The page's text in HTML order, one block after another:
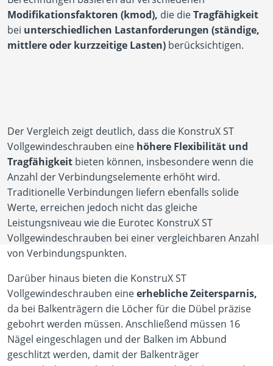
Modifikationsfaktoren (kmod​), die dieTragfähigkeit
bei unterschiedlichen Lastanforderungen (ständige,
mittlere oder kurzzeitige Lasten) berücksichtigen.
Der Vergleich zeigt deutlich, dass die KonstruX ST
Vollgewindeschrauben eine höhere Flexibilität und
Tragfähigkeit bieten können, insbesondere wenn die
Anzahl der Verbindungselemente erhöht wird.
Traditionelle Verbindungen liefern ebenfalls solide
Werte, erreichen jedoch nicht das gleiche
Leistungsniveau wie die Eurotec KonstruX ST
Vollgewindeschrauben bei einer vergleichbaren Anzahl
von Verbindungspunkten.
Darüber hinaus bieten die KonstruX ST
Vollgewindeschrauben eineerhebliche Zeitersparnis,
da bei Balkenträgern die Löcher für die Dübel präzise
gebohrt werden müssen. Anschließend müssen 16
Nägel eingeschlagen und der Balken im Abbund
geschlitzt werden, damit der Balkenträger